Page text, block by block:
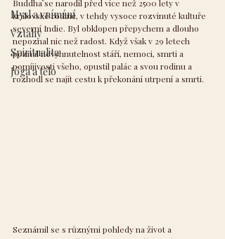
Mysl a vnímání
Vztahy
Spiritualita
Jóga a tělo
Buddha se narodil před více než 2500 lety v
královské rodině, v tehdy vysoce rozvinuté kultuře
severní Indie. Byl obklopen přepychem a dlouho
nepoznal nic než radost. Když však v 29 letech
poznal nevyhnutelnost stáří, nemoci, smrti a
pomíjivosti všeho, opustil palác a svou rodinu a
rozhodl se najít cestu k překonání utrpení a smrti.
Seznámil se s různými pohledy na život a